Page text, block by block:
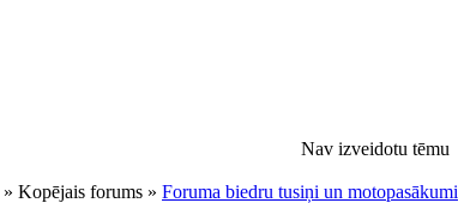
Nav izveidotu tēmu
» Kopējais forums » Foruma biedru tusiņi un motopasākumi